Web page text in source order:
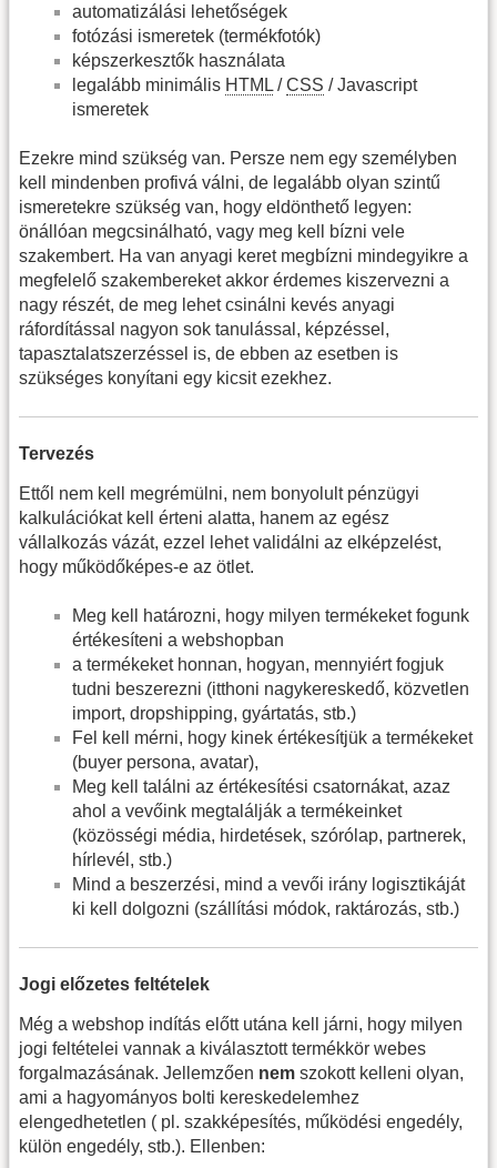
automatizálási lehetőségek
fotózási ismeretek (termékfotók)
képszerkesztők használata
legalább minimális HTML /CSS / Javascript
ismeretek
Ezekre mind szükség van. Persze nem egy személyben
kell mindenben profivá válni, de legalább olyan szintű
ismeretekre szükség van, hogy eldönthető legyen:
önállóan megcsinálható, vagy meg kell bízni vele
szakembert. Ha van anyagi keret megbízni mindegyikre a
megfelelő szakembereket akkor érdemes kiszervezni a
nagy részét, de meg lehet csinálni kevés anyagi
ráfordítással nagyon sok tanulással, képzéssel,
tapasztalatszerzéssel is, de ebben az esetben is
szükséges konyítani egy kicsit ezekhez.
Tervezés
Ettől nem kell megrémülni, nem bonyolult pénzügyi
kalkulációkat kell érteni alatta, hanem az egész
vállalkozás vázát, ezzel lehet validálni az elképzelést,
hogy működőképes-e az ötlet.
Meg kell határozni, hogy milyen termékeket fogunk
értékesíteni a webshopban
a termékeket honnan, hogyan, mennyiért fogjuk
tudni beszerezni (itthoni nagykereskedő, közvetlen
import, dropshipping, gyártatás, stb.)
Fel kell mérni, hogy kinek értékesítjük a termékeket
(buyer persona, avatar),
Meg kell találni az értékesítési csatornákat, azaz
ahol a vevőink megtalálják a termékeinket
(közösségi média, hirdetések, szórólap, partnerek,
hírlevél, stb.)
Mind a beszerzési, mind a vevői irány logisztikáját
ki kell dolgozni (szállítási módok, raktározás, stb.)
Jogi előzetes feltételek
Még a webshop indítás előtt utána kell járni, hogy milyen
jogi feltételei vannak a kiválasztott termékkör webes
forgalmazásának. Jellemzően nem szokott kelleni olyan,
ami a hagyományos bolti kereskedelemhez
elengedhetetlen ( pl. szakképesítés, működési engedély,
külön engedély, stb.). Ellenben: